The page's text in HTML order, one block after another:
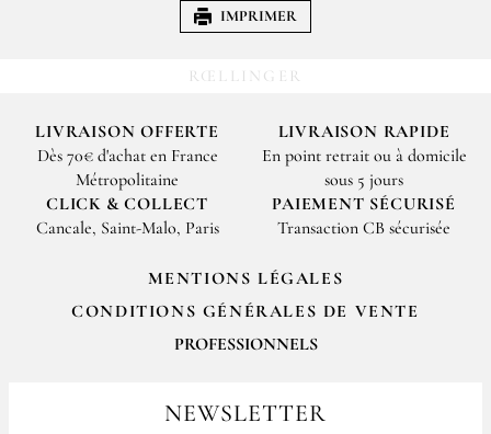
IMPRIMER
RŒLLINGER
LIVRAISON OFFERTE
Dès 70€ d'achat en France
Métropolitaine
LIVRAISON RAPIDE
En point retrait ou à domicile
sous 5 jours
CLICK & COLLECT
Cancale, Saint-Malo, Paris
PAIEMENT SÉCURISÉ
Transaction CB sécurisée
MENTIONS LÉGALES
CONDITIONS GÉNÉRALES DE VENTE
PROFESSIONNELS
contact@epices-roellinger.comNEWSLETTER